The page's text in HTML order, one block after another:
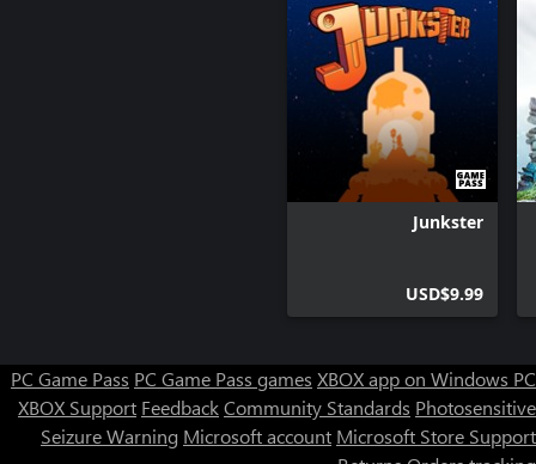
Junkster
USD$9.99
PC Game Pass PC Game Pass games XBOX app on Windows PC
XBOX Support FeedbackCommunity Standards Photosensitive
Seizure Warning Microsoft account Microsoft Store Support